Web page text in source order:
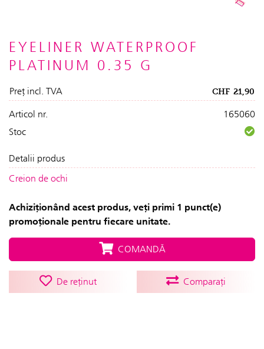
EYELINER WATERPROOF
PLATINUM 0.35 G
Preț incl. TVA CHF 21,90
Articol nr.
165060
Stoc
Detalii produs
Creion de ochi
Achiziționând acest produs, veți primi 1 punct(e)
promoționale pentru fiecare unitate.
COMANDĂ
De reținut Comparați